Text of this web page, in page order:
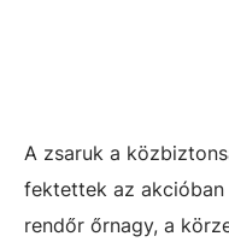
A zsaruk a
fektettek az
rendőr őrnagy, a